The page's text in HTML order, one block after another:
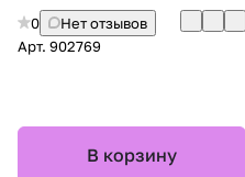
0
Нет отзывов
Арт. 902769
В корзину